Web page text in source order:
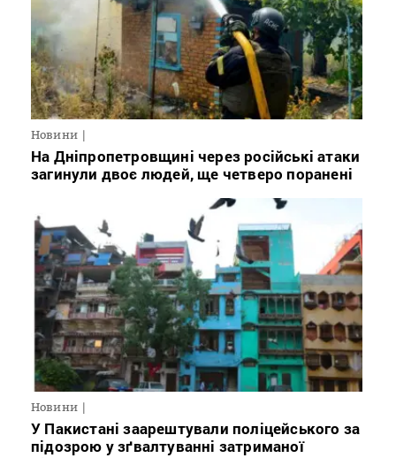
Новини
На Дніпропетровщині через російські атаки
загинули двоє людей, ще четверо поранені
Новини
У Пакистані заарештували поліцейського за
підозрою у зґвалтуванні затриманої